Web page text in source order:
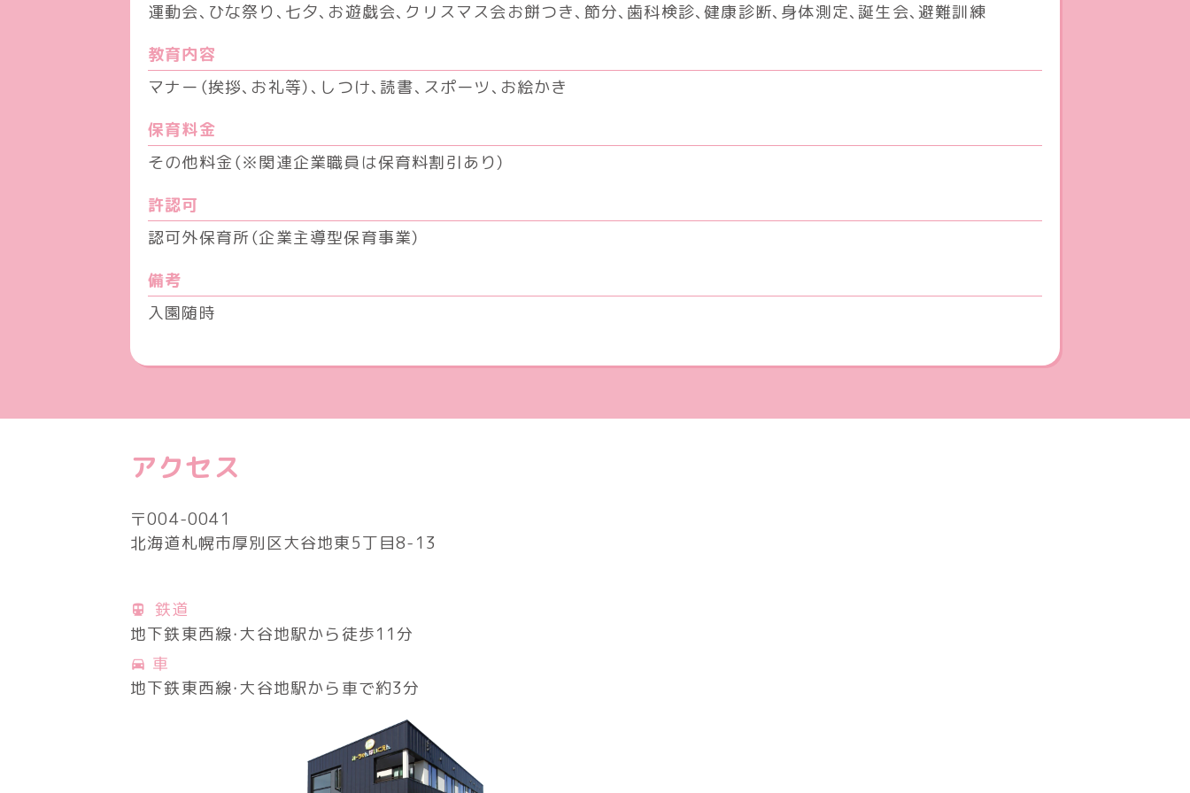
運動会、ひな祭り、七夕、お遊戯会、クリスマス会 お餅つき、節分、歯科検診、健康診断、身体測定、誕生会、避難訓練
教育内容
マナー（挨拶、お礼等）、しつけ、 読書、スポーツ、お絵かき
保育料金
その他料金 （※関連企業職員は保育料割引あり）
許認可
認可外保育所 （企業主導型保育事業）
備考
入園随時
アクセス
〒004-0041
北海道札幌市厚別区大谷地東5丁目8-13
鉄道
地下鉄東西線・大谷地駅から 徒歩11分
車
地下鉄東西線・大谷地駅から 車で約3分